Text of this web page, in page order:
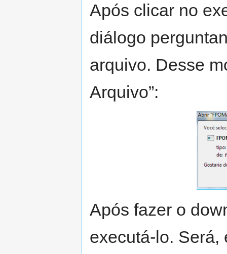
Após clicar no
diálogo
arquivo. Desse
Arquivo”:
Após fazer o
executá-lo. Será,